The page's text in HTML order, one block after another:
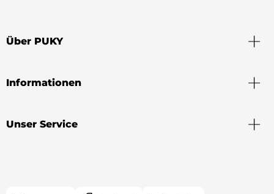
Über PUKY
Informationen
Unser Service